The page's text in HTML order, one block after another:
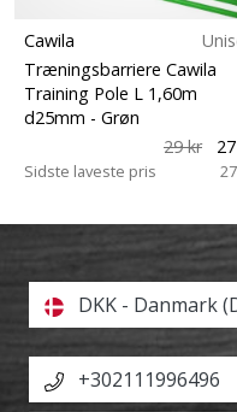
Cawila
Træningsbarriere Cawila
Training Pole L 1,60m
d25mm - Grøn
29 kr
Sidste laveste pris
DKK - Danmark
+302111996496